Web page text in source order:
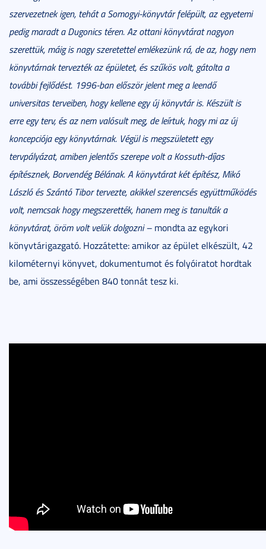
szervezetnek igen, tehát a Somogyi-könyvtár felépült, az egyetemi
pedig maradt a Dugonics téren. Az ottani könyvtárat nagyon
szerettük, máig is nagy szeretettel emlékezünk rá, de az, hogy nem
könyvtárnak tervezték az épületet, és szűkös volt, gátolta a
további fejlődést. 1996-ban először jelent meg a leendő
universitas terveiben, hogy kellene egy új könyvtár is. Készült is
erre egy terv, és az nem valósult meg, de leírtuk, hogy mi az új
koncepciója egy könyvtárnak. Végül is megszületett egy
tervpályázat, amiben jelentős szerepe volt a Kossuth-díjas
építésznek, Borvendég Bélának. A könyvtárat két építész, Mikó
László és Szántó Tibor tervezte, akikkel szerencsés együttműködés
volt, nemcsak hogy megszerették, hanem meg is tanulták a
könyvtárat, öröm volt velük dolgozni – mondta az egykori
könyvtárigazgató. Hozzátette: amikor az épület elkészült, 42
kilométernyi könyvet, dokumentumot és folyóiratot hordtak
be, ami összességében 840 tonnát tesz ki.